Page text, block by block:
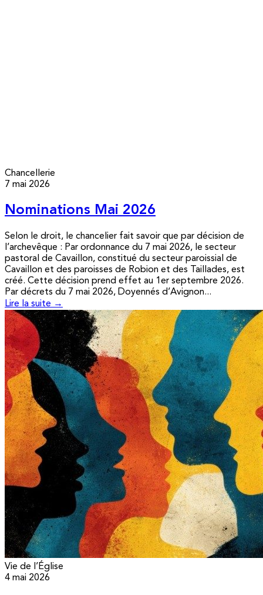
Chancellerie
7 mai 2026
Nominations Mai 2026
Selon le droit, le chancelier fait savoir que par décision de
l’archevêque : Par ordonnance du 7 mai 2026, le secteur
pastoral de Cavaillon, constitué du secteur paroissial de
Cavaillon et des paroisses de Robion et des Taillades, est
créé. Cette décision prend effet au 1er septembre 2026.
Par décrets du 7 mai 2026, Doyennés d’Avignon...
Lire la suite →
Vie de l’Église
4 mai 2026